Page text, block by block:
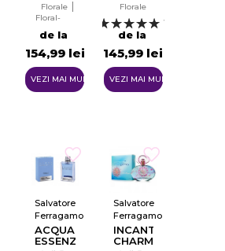
Bărbați
Florale
Floral-
de la
154,99 lei
VEZI MAI MULTE
Florale
1
de la
145,99 lei
VEZI MAI MULTE
Salvatore
Ferragamo
ACQUA
ESSENZIALE
Salvatore
Ferragamo
INCANTO
CHARMS